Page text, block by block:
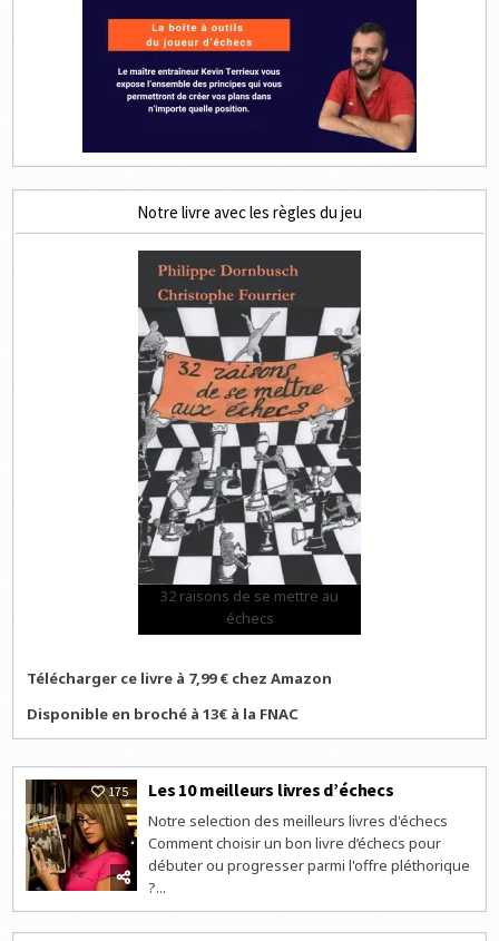
Notre livre avec les règles du jeu
32 raisons de se mettre au
échecs
Télécharger ce livre à 7,99 € chez Amazon
Disponible en broché à 13€ à la FNAC
175 Les 10 meilleurs livres d’échecs
Notre selection des meilleurs livres d'échecs
Comment choisir un bon livre d’échecs pour
débuter ou progresser parmi l'offre pléthorique
?...